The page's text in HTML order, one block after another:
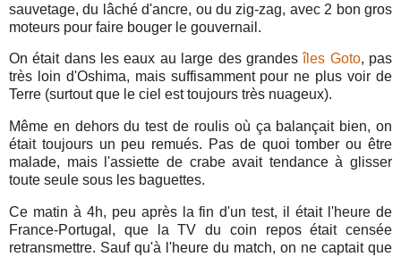
sauvetage, du lâché d'ancre, ou du zig-zag, avec 2 bon gros
moteurs pour faire bouger le gouvernail.
On était dans les eaux au large des grandesîles Goto, pas
très loin d'Oshima, mais suffisamment pour ne plus voir de
Terre (surtout que le ciel est toujours très nuageux).
Même en dehors du test de roulis où ça balançait bien, on
était toujours un peu remués. Pas de quoi tomber ou être
malade, mais l'assiette de crabe avait tendance à glisser
toute seule sous les baguettes.
Ce matin à 4h, peu après la fin d'un test, il était l'heure de
France-Portugal, que
la TV du coin repos était censée
retransmettre. Sauf qu'à l'heure du match, on ne captait que